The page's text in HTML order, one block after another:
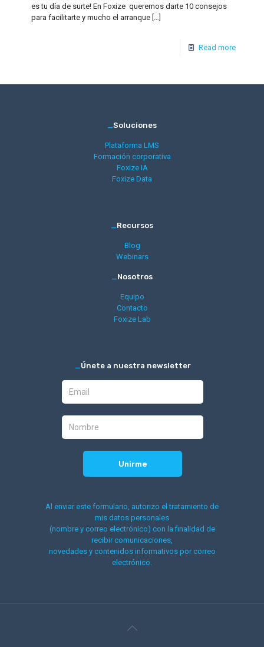
es tu día de surte! En Foxize queremos darte 10 consejos
para facilitarte y mucho el arranque […]
Read more
_Soluciones
Plataforma LMS
Formación corporativa
Foxize IA
Foxize Data
_Recursos
Blog
Webinars
_Nosotros
Equipo
Contacto
Foxize Lab
_Únete a nuestra newsletter
Al enviar este formulario, autorizo el tratamiento de
mis datos personales
(nombre y correo electrónico) con la finalidad de
recibir comunicaciones,
novedades y contenidos informativos por correo
electrónico.